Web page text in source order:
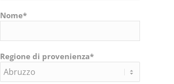
Nome*
Regione di provenienza*